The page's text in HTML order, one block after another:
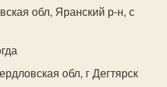
обл, Яранский р-н, с
обл, г Дегтярск